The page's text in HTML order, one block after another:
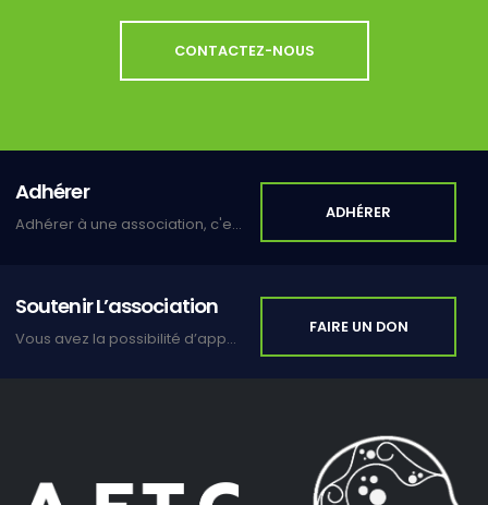
CONTACTEZ-NOUS
Adhérer
Adhérer à une association, c'est s'inscrire dans un lien de solidarité et de partage.
ADHÉRER
Soutenir L’association
Vous avez la possibilité d’apporter votre soutien en faisant un don.
FAIRE UN DON